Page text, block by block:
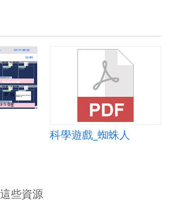
科學遊戲_蜘蛛人
些資源